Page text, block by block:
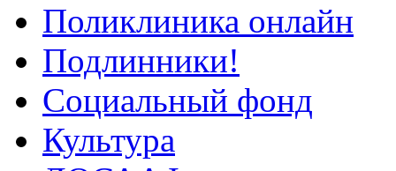
Поликлиника онлайн
Подлинники!
Социальный фонд
Культура